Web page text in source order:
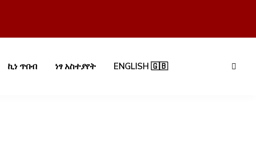
ኪነ ጥበብ ነፃ አስተያየት ENGLISH 🇬🇧